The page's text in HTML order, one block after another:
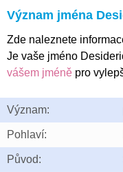
Význam jména
Zde naleznete
Je vaše jméno
vášem jméně pro
Význam:
Pohlaví:
Původ: